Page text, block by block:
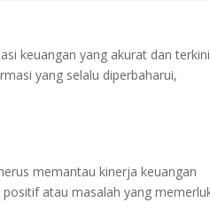
keuangan yang akurat dan terkini
yang selalu diperbaharui,
memantau kinerja keuangan
atau masalah yang